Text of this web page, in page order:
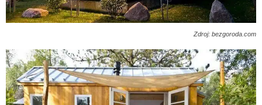
Zdroj: bezgoroda.com